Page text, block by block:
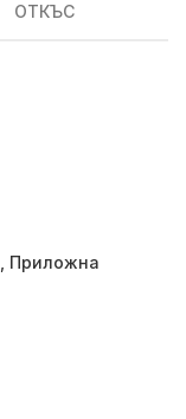
ОТКЪС
Приложна